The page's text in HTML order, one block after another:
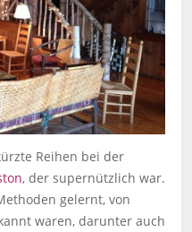
Reihen bei der
, der supernützlich war.
gelernt, von
waren, darunter auch